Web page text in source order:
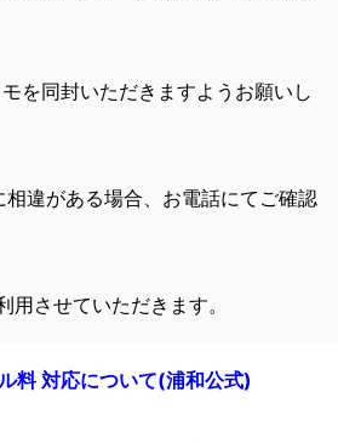
を同封いただきますようお願いし
違がある場合、お電話にてご確認
させていただきます。
料 対応について(浦和公式)